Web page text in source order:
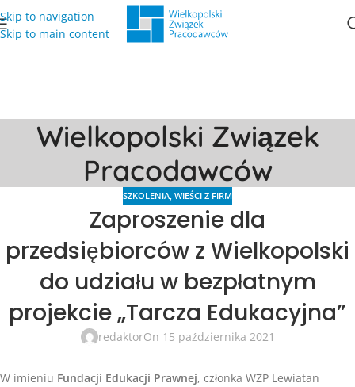
Skip to navigation
Skip to main content
Wielkopolski Związek
Pracodawców
SZKOLENIA, WIEŚCI Z FIRM
Zaproszenie dla
przedsiębiorców z Wielkopolski
do udziału w bezpłatnym
projekcie „Tarcza Edukacyjna”
redaktorOn 15 października 2021
W imieniu Fundacji Edukacji Prawnej, członka WZP Lewiatan